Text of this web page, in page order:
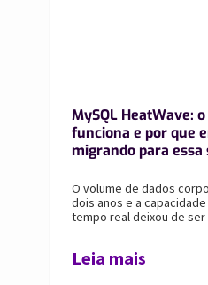
MySQL HeatWave:
funciona e por que
migrando para essa
O volume de dados
dois anos e a
tempo real deixou de
Leia mais